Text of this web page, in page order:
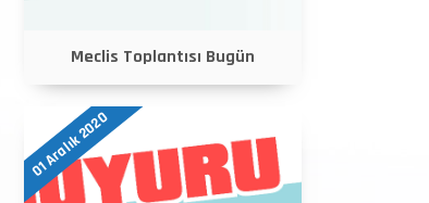
Meclis Toplantısı Bugün
01 Aralık 2020